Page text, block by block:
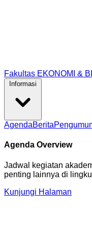
Fakultas EKONOMI &
AgendaBerita
Agenda Overview
Jadwal kegiatan
penting lainnya di
Kunjungi Halaman